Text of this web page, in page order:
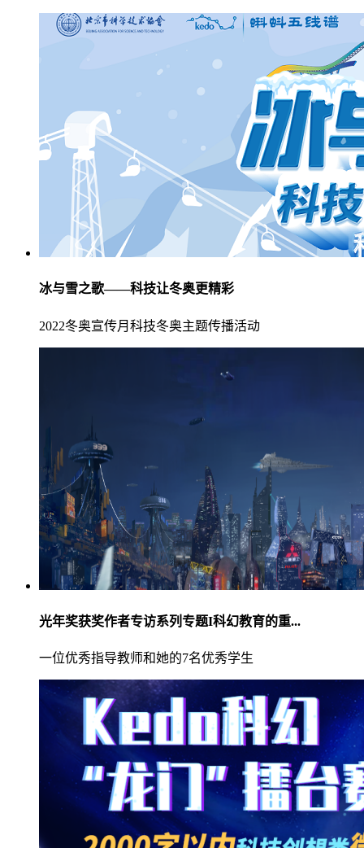
冰与雪之歌——科技让冬奥更精彩
2022冬奥宣传月科技冬奥主题传播活动
光年奖获奖作者专访系列专题I科幻教育的重...
一位优秀指导教师和她的7名优秀学生